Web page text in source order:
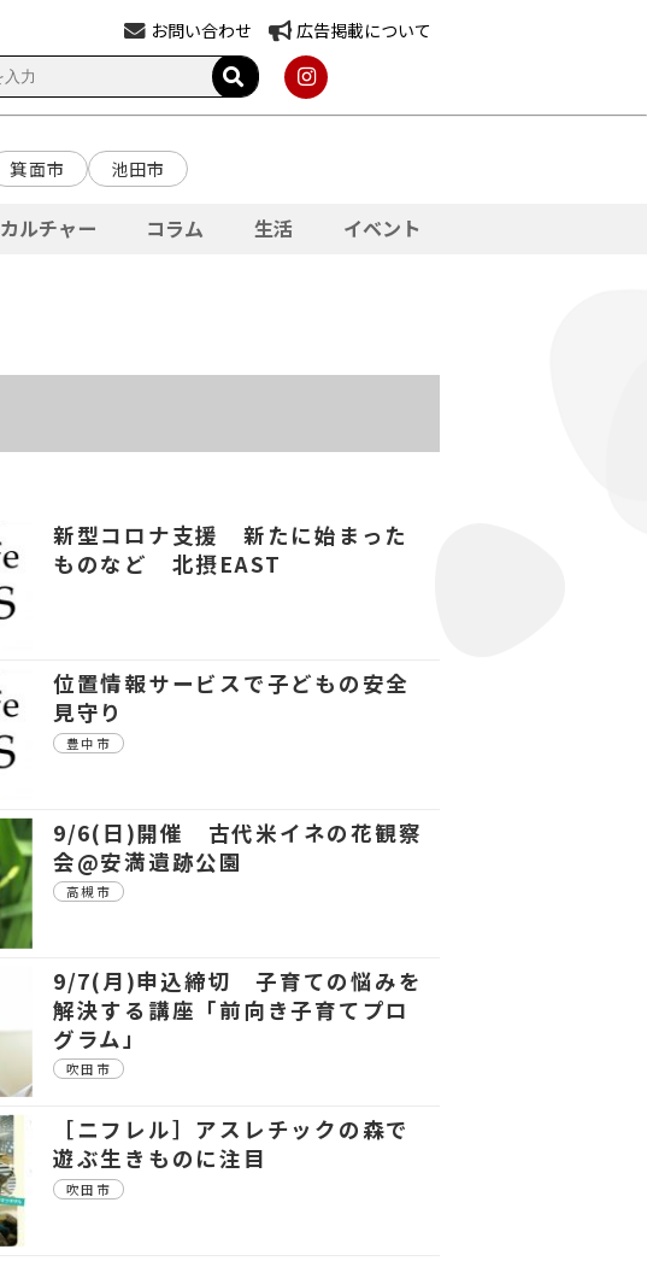
お問い合わせ 広告掲載について
箕面市 池田市
カルチャー コラム 生活 イベント
新型コロナ支援 新たに始まった
ものなど 北摂EAST
位置情報サービスで子どもの安全
見守り
豊中市
9/6(日)開催 古代米イネの花観察
会@安満遺跡公園
高槻市
9/7(月)申込締切 子育ての悩みを
解決する講座「前向き子育てプロ
グラム」
吹田市
［ニフレル］アスレチックの森で
遊ぶ生きものに注目
吹田市